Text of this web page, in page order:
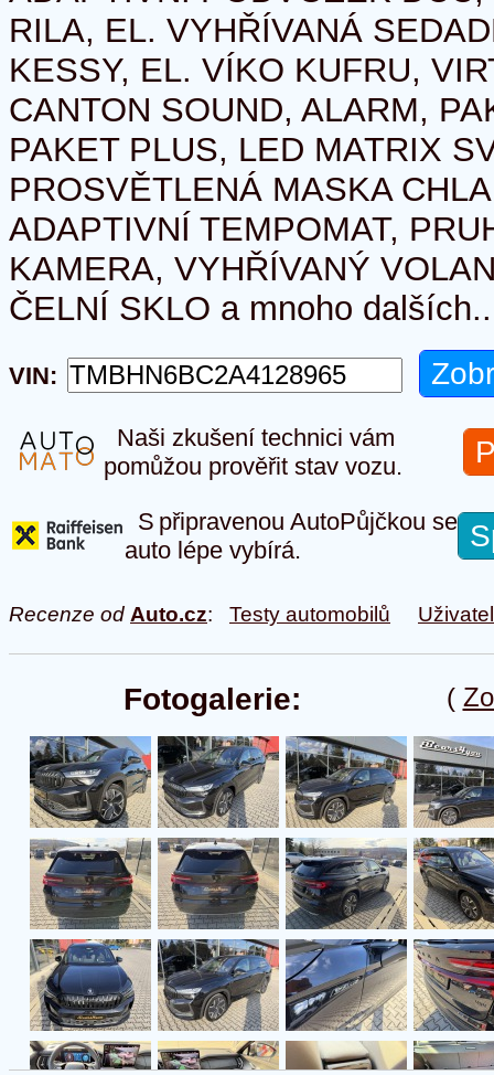
RILA, EL. VYHŘÍVANÁ
KESSY, EL. VÍKO KUFRU,
CANTON SOUND, ALARM,
PAKET PLUS, LED MATRIX
PROSVĚTLENÁ MASKA
ADAPTIVNÍ TEMPOMAT,
KAMERA, VYHŘÍVANÝ
ČELNÍ SKLO a mnoho
VIN:
Naši zkušení technici vám
pomůžou prověřit stav vozu.
S připravenou AutoPůjčkou se
auto lépe vybírá.
Recenze od Auto.cz: Testy automobilů
(
Fotogalerie: